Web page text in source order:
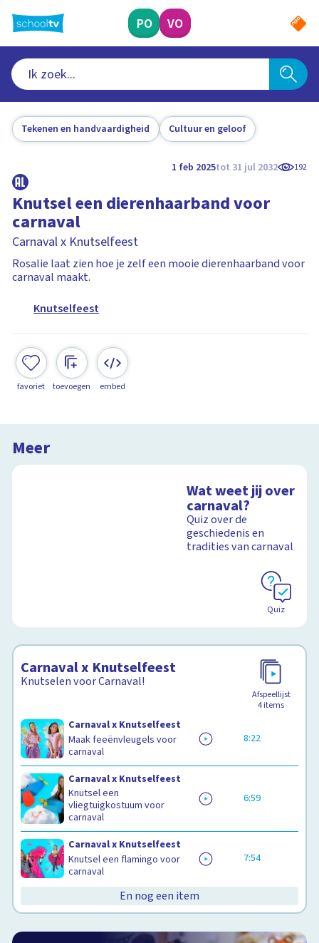
naar
hoofdinhoud
PO VO
Tekenen en handvaardigheid Cultuur en geloof
1 feb 2025tot 31 jul 2032 192
Knutsel een dierenhaarband voor
carnaval
Carnaval x Knutselfeest
Rosalie laat zien hoe je zelf een mooie dierenhaarband voor
carnaval maakt.
Knutselfeest
favoriet toevoegen embed
Meer
Wat weet jij over
carnaval?
Quiz over de
geschiedenis en
tradities van carnaval
Quiz
Carnaval x Knutselfeest
Knutselen voor Carnaval!
Afspeellijst
4items
Carnaval x Knutselfeest
Maak feeënvleugels voor
carnaval
8:22
Carnaval x Knutselfeest
Knutsel een
vliegtuigkostuum voor
carnaval
6:59
Carnaval x Knutselfeest
Knutsel een flamingo voor
carnaval
7:54
En nog een item